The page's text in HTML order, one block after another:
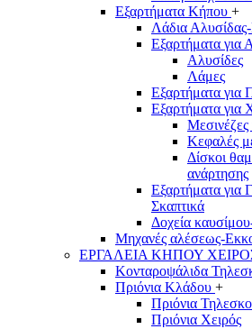
Εξαρτήματα Κήπου +
Λάδια
Εξαρτήματα για
Αλυσίδες
Λάμες
Εξαρτήματα για
Εξαρτήματα για
Μεσινέζες
Κεφαλές
Δίσκοι
ανάρτησης
Εξαρτήματα για
Σκαπτικά
Δοχεία
Μηχανές αλέσεως-
ΕΡΓΑΛΕΙΑ ΚΗΠΟΥ
Κονταροψάλιδα
Πριόνια Κλάδου +
Πριόνια
Πριόνια Χειρός